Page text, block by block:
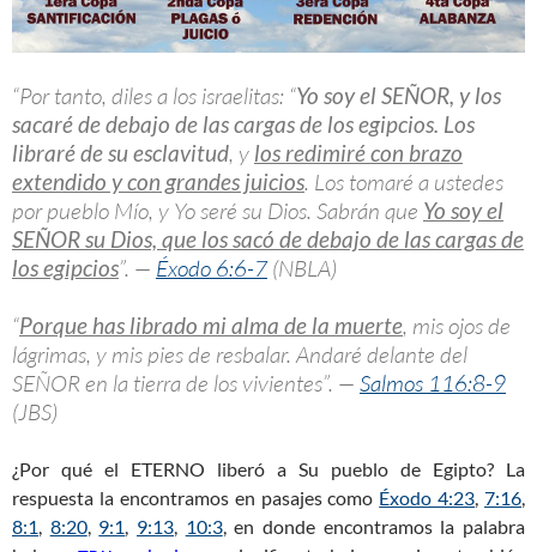
“Por tanto, diles a los israelitas: “Yo soy el SEÑOR, y los
sacaré de debajo de las cargas de los egipcios. Los
libraré de su esclavitud, y los redimiré con brazo
extendido y con grandes juicios. Los tomaré a ustedes
por pueblo Mío, y Yo seré su Dios. Sabrán que Yo soy el
SEÑOR su Dios, que los sacó de debajo de las cargas de
los egipcios”. — Éxodo 6:6-7(NBLA)
“Porque has librado mi alma de la muerte, mis ojos de
lágrimas, y mis pies de resbalar. Andaré delante del
SEÑOR en la tierra de los vivientes”. — Salmos 116:8-9
(JBS)
¿Por qué el ETERNO liberó a Su pueblo de Egipto? La
respuesta la encontramos en pasajes como Éxodo 4:23, 7:16,
8:1, 8:20, 9:1, 9:13, 10:3, en donde encontramos la palabra